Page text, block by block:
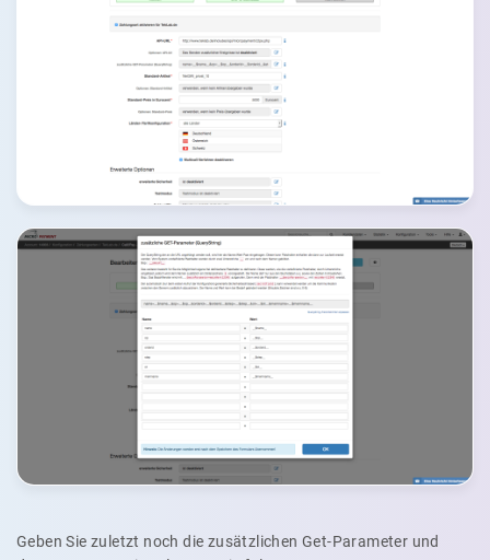
Geben Sie zuletzt noch die zusätzlichen Get-Parameter und